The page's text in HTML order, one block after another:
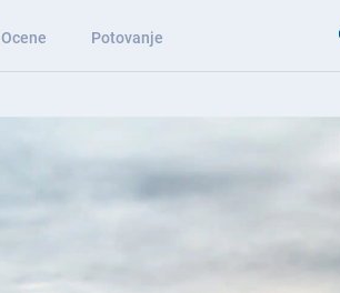
Ocene Potovanje